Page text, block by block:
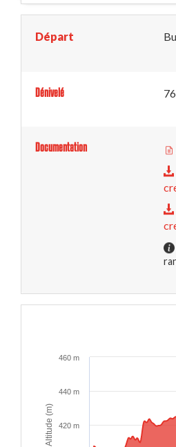
Départ
Dénivelé
Documentation
Altitude (m) 420 m
440 m
460 m